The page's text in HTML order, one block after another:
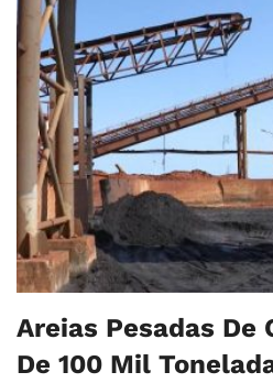
Areias Pesadas De
De 100 Mil